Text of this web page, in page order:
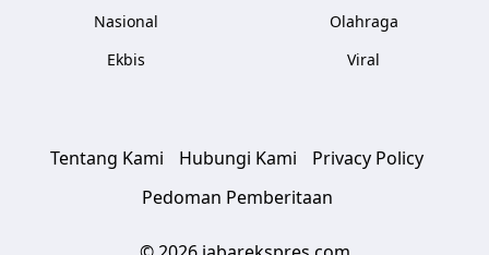
Nasional
Ekbis
Olahraga
Viral
Tentang Kami Hubungi Kami
Privacy Policy
Pedoman Pemberitaan